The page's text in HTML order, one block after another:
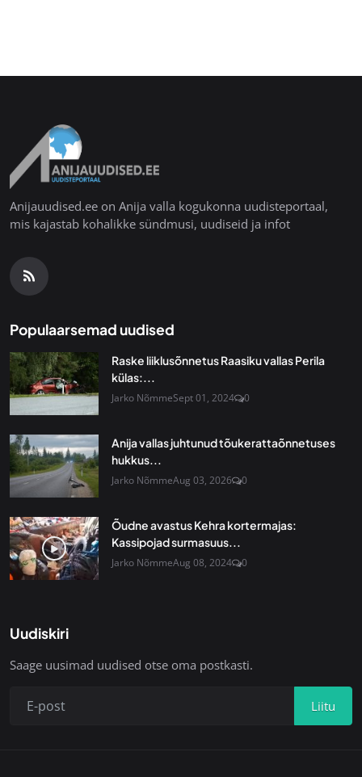
Anijauudised.ee on Anija valla kogukonna uudisteportaal,
mis kajastab kohalikke sündmusi, uudiseid ja infot
Populaarsemad uudised
Raske liiklusõnnetus Raasiku vallas Perila
külas:...
Jarko NõmmeSept 01, 2024 0
Anija vallas juhtunud tõukerattaõnnetuses
hukkus...
Jarko NõmmeAug 03, 2026 0
Õudne avastus Kehra kortermajas:
Kassipojad surmasuus...
Jarko NõmmeAug 08, 2024 0
Uudiskiri
Saage uusimad uudised otse oma postkasti.
Liitu